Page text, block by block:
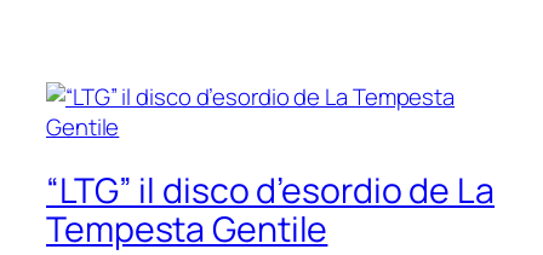
“LTG” il disco d’esordio de La
Tempesta Gentile